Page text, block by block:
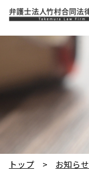
トップ お知らせ